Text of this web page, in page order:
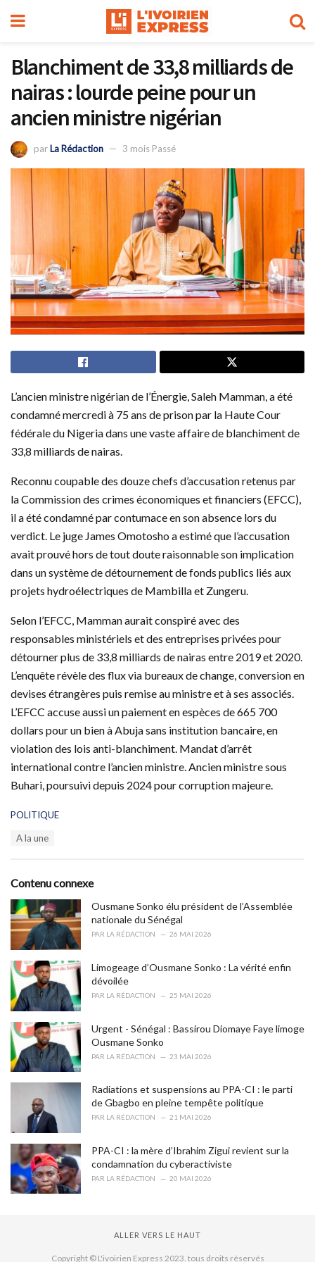
Blanchiment de 33,8 milliards de
nairas : lourde peine pour un
ancien ministre nigérian
parLa Rédaction 3 mois Passé
L’ancien ministre nigérian de l’Énergie, Saleh Mamman, a été
condamné mercredi à 75 ans de prison par la Haute Cour
fédérale du Nigeria dans une vaste affaire de blanchiment de
33,8 milliards de nairas.
Reconnu coupable des douze chefs d’accusation retenus par
la Commission des crimes économiques et financiers (EFCC),
il a été condamné par contumace en son absence lors du
verdict. Le juge James Omotosho a estimé que l’accusation
avait prouvé hors de tout doute raisonnable son implication
dans un système de détournement de fonds publics liés aux
projets hydroélectriques de Mambilla et Zungeru.
Selon l’EFCC, Mamman aurait conspiré avec des
responsables ministériels et des entreprises privées pour
détourner plus de 33,8 milliards de nairas entre 2019 et 2020.
L’enquête révèle des flux via bureaux de change, conversion en
devises étrangères puis remise au ministre et à ses associés.
L’EFCC accuse aussi un paiement en espèces de 665 700
dollars pour un bien à Abuja sans institution bancaire, en
violation des lois anti-blanchiment. Mandat d’arrêt
international contre l’ancien ministre. Ancien ministre sous
Buhari, poursuivi depuis 2024 pour corruption majeure.
C
o
r
i
e
s
POLITIQUE
:
A la une
Contenu connexe
Ousmane Sonko élu président de l’Assemblée
nationale du Sénégal
PAR LA RÉDACTION 26 MAI 2026
Limogeage d’Ousmane Sonko : La vérité enfin
dévoilée
PAR LA RÉDACTION 25 MAI 2026
Urgent - Sénégal : Bassirou Diomaye Faye limoge
Ousmane Sonko
PAR LA RÉDACTION 23 MAI 2026
Radiations et suspensions au PPA-CI : le parti
de Gbagbo en pleine tempête politique
PAR LA RÉDACTION 21 MAI 2026
PPA-CI : la mère d’Ibrahim Zigui revient sur la
condamnation du cyberactiviste
PAR LA RÉDACTION 20 MAI 2026
ALLER VERS LE HAUT
Copyright © L'ivoirien Express 2023. tous droits réservés